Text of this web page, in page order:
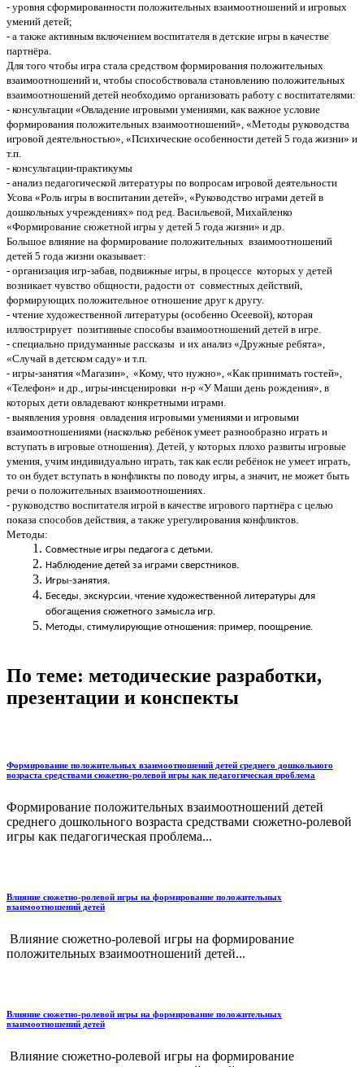
- уровня сформированности положительных взаимоотношений и игровых
умений детей;
- а также активным включением воспитателя в детские игры в качестве
партнёра.
Для того чтобы игра стала средством формирования положительных
взаимоотношений и, чтобы способствовала становлению положительных
взаимоотношений детей необходимо организовать работу с воспитателями:
- консультации «Овладение игровыми умениями, как важное условие
формирования положительных взаимоотношений», «Методы руководства
игровой деятельностью», «Психические особенности детей 5 года жизни» и
т.п.
- консультации-практикумы
- анализ педагогической литературы по вопросам игровой деятельности
Усова «Роль игры в воспитании детей», «Руководство играми детей в
дошкольных учреждениях» под ред. Васильевой, Михайленко
«Формирование сюжетной игры у детей 5 года жизни» и др.
Большое влияние на формирование положительных взаимоотношений
детей 5 года жизни оказывает:
- организация игр-забав, подвижные игры, в процессе которых у детей
возникает чувство общности, радости от совместных действий,
формирующих положительное отношение друг к другу.
- чтение художественной литературы (особенно Осеевой), которая
иллюстрирует позитивные способы взаимоотношений детей в игре.
- специально придуманные рассказы и их анализ «Дружные ребята»,
«Случай в детском саду» и т.п.
- игры-занятия «Магазин», «Кому, что нужно», «Как принимать гостей»,
«Телефон» и др., игры-инсценировки н-р «У Маши день рождения», в
которых дети овладевают конкретными играми.
- выявления уровня овладения игровыми умениями и игровыми
взаимоотношениями (насколько ребёнок умеет разнообразно играть и
вступать в игровые отношения). Детей, у которых плохо развиты игровые
умения, учим индивидуально играть, так как если ребёнок не умеет играть,
то он будет вступать в конфликты по поводу игры, а значит, не может быть
речи о положительных взаимоотношениях.
- руководство воспитателя игрой в качестве игрового партнёра с целью
показа способов действия, а также урегулирования конфликтов.
Методы:
Совместные игры педагога с детьми.
Наблюдение детей за играми сверстников.
Игры-занятия.
Беседы, экскурсии, чтение художественной литературы для
обогащения сюжетного замысла игр.
Методы, стимулирующие отношения: пример, поощрение.
По теме: методические разработки,
презентации и конспекты
Формирование положительных взаимоотношений детей среднего дошкольного
возраста средствами сюжетно-ролевой игры как педагогическая проблема
Формирование положительных взаимоотношений детей
среднего дошкольного возраста средствами сюжетно-ролевой
игры как педагогическая проблема...
Влияние сюжетно-ролевой игры на формирование положительных
взаимоотношений детей
Влияние сюжетно-ролевой игры на формирование
положительных взаимоотношений детей...
Влияние сюжетно-ролевой игры на формирование положительных
взаимоотношений детей
Влияние сюжетно-ролевой игры на формирование